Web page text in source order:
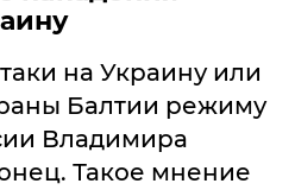
на Украину или
Балтии режиму
Владимира
Такое мнение